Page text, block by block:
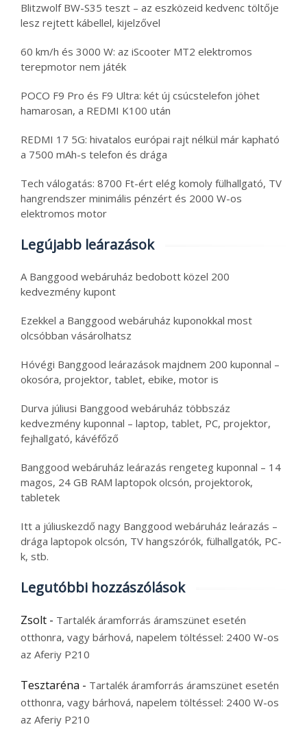
Blitzwolf BW-S35 teszt – az eszközeid kedvenc töltője
lesz rejtett kábellel, kijelzővel
60 km/h és 3000 W: az iScooter MT2 elektromos
terepmotor nem játék
POCO F9 Pro és F9 Ultra: két új csúcstelefon jöhet
hamarosan, a REDMI K100 után
REDMI 17 5G: hivatalos európai rajt nélkül már kapható
a 7500 mAh-s telefon és drága
Tech válogatás: 8700 Ft-ért elég komoly fülhallgató, TV
hangrendszer minimális pénzért és 2000 W-os
elektromos motor
Legújabb leárazások
A Banggood webáruház bedobott közel 200
kedvezmény kupont
Ezekkel a Banggood webáruház kuponokkal most
olcsóbban vásárolhatsz
Hóvégi Banggood leárazások majdnem 200 kuponnal –
okosóra, projektor, tablet, ebike, motor is
Durva júliusi Banggood webáruház többszáz
kedvezmény kuponnal – laptop, tablet, PC, projektor,
fejhallgató, kávéfőző
Banggood webáruház leárazás rengeteg kuponnal – 14
magos, 24 GB RAM laptopok olcsón, projektorok,
tabletek
Itt a júliuskezdő nagy Banggood webáruház leárazás –
drága laptopok olcsón, TV hangszórók, fülhallgatók, PC-
k, stb.
Legutóbbi hozzászólások
Zsolt - Tartalék áramforrás áramszünet esetén
otthonra, vagy bárhová, napelem töltéssel: 2400 W-os
az Aferiy P210
Tesztaréna - Tartalék áramforrás áramszünet esetén
otthonra, vagy bárhová, napelem töltéssel: 2400 W-os
az Aferiy P210